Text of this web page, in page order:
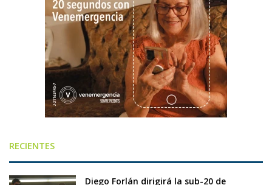
RECIENTES
Diego Forlán dirigirá la sub-20 de